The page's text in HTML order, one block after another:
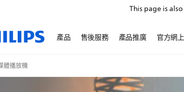
This page is
產品 售後服務 產品推廣 官方網
體播放機